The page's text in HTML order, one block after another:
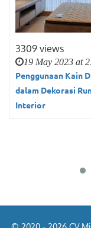
3309 views
19 May 2023 at
Penggunaan Kain
dalam Dekorasi
Interior